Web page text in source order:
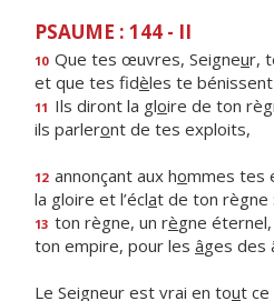
PSAUME : 144 - II
10 Que tes œuvres, Seigneur,
et que tes fidèles te bénissent
11 Ils diront la gloire de ton
ils parleront de tes exploits,
12 annonçant aux hommes tes
la gloire et l’éclat de ton règne :
13 ton règne, un règne éternel,
ton empire, pour les âges des
Le Seigneur est vrai en tout ce